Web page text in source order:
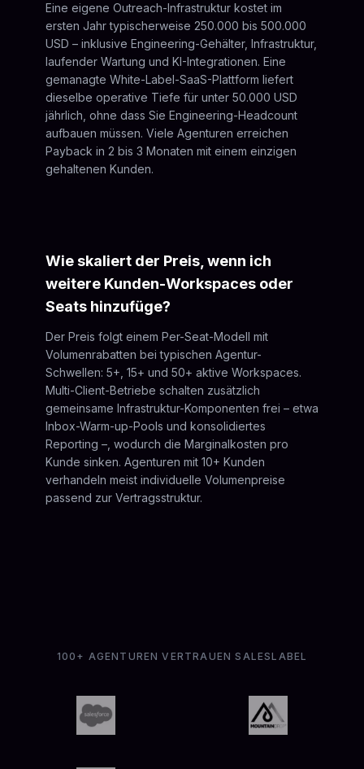
Eine eigene Outreach-Infrastruktur kostet im
ersten Jahr typischerweise 250.000 bis 500.000
USD – inklusive Engineering-Gehälter, Infrastruktur,
laufender Wartung und KI-Integrationen. Eine
gemanagte White-Label-SaaS-Plattform liefert
dieselbe operative Tiefe für unter 50.000 USD
jährlich, ohne dass Sie Engineering-Headcount
aufbauen müssen. Viele Agenturen erreichen
Payback in 2 bis 3 Monaten mit einem einzigen
gehaltenen Kunden.
Wie skaliert der Preis, wenn ich
weitere Kunden-Workspaces oder
Seats hinzufüge?
Der Preis folgt einem Per-Seat-Modell mit
Volumenrabatten bei typischen Agentur-
Schwellen: 5+, 15+ und 50+ aktive Workspaces.
Multi-Client-Betriebe schalten zusätzlich
gemeinsame Infrastruktur-Komponenten frei – etwa
Inbox-Warm-up-Pools und konsolidiertes
Reporting –, wodurch die Marginalkosten pro
Kunde sinken. Agenturen mit 10+ Kunden
verhandeln meist individuelle Volumenpreise
passend zur Vertragsstruktur.
100+ AGENTUREN VERTRAUEN SALESLABEL